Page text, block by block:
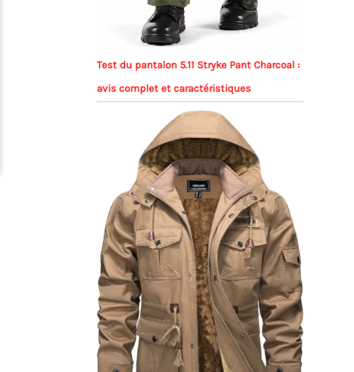
Test du pantalon 5.11 Stryke Pant Charcoal :
avis complet et caractéristiques